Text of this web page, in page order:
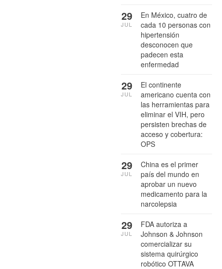
En México, cuatro de
cada 10 personas con
hipertensión
desconocen que
padecen esta
enfermedad
29
JUL
El continente
americano cuenta con
las herramientas para
eliminar el VIH, pero
persisten brechas de
acceso y cobertura:
OPS
29
JUL
China es el primer
país del mundo en
aprobar un nuevo
medicamento para la
narcolepsia
29
JUL
FDA autoriza a
Johnson & Johnson
comercializar su
sistema quirúrgico
robótico OTTAVA
29
JUL